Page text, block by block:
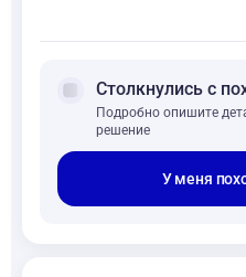
forum Столкнулись с
Подробно опишите
решение
У меня